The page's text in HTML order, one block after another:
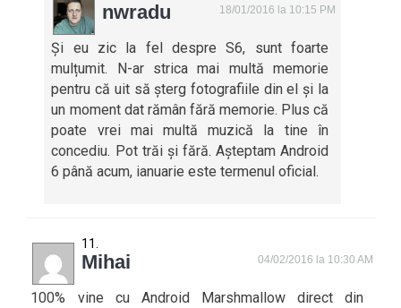
nwradu 18/01/2016 la 10:15 PM
Și eu zic la fel despre S6, sunt foarte
mulțumit. N-ar strica mai multă memorie
pentru că uit să șterg fotografiile din el și la
un moment dat rămân fără memorie. Plus că
poate vrei mai multă muzică la tine în
concediu. Pot trăi și fără. Așteptam Android
6 până acum, ianuarie este termenul oficial.
Mihai 04/02/2016 la 10:30 AM
100% vine cu Android Marshmallow direct din